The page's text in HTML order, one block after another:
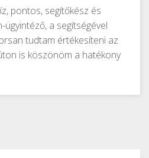
pontos, segítőkész és
ügyintéző, a segítségével
tudtam értékesíteni az
is köszönöm a hatékony